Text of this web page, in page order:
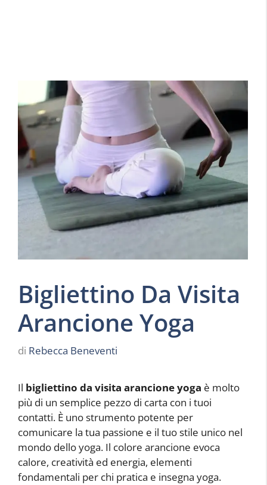
Bigliettino Da Visita
Arancione Yoga
di Rebecca Beneventi
Il bigliettino da visita arancione yoga è molto
più di un semplice pezzo di carta con i tuoi
contatti. È uno strumento potente per
comunicare la tua passione e il tuo stile unico nel
mondo dello yoga. Il colore arancione evoca
calore, creatività ed energia, elementi
fondamentali per chi pratica e insegna yoga.